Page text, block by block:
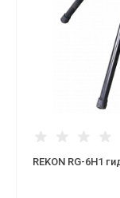
REKON RG-6H1